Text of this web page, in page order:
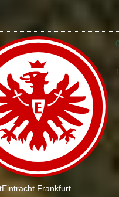
Eintracht Frankfurt
: